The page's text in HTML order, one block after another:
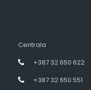
Centrala
+387 32 650 622
+387 32 650 551